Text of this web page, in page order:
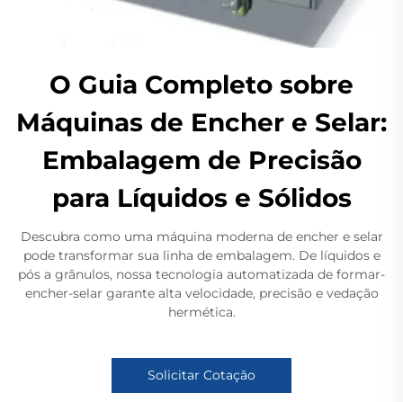
O Guia Completo sobre
Máquinas de Encher e Selar:
Embalagem de Precisão
para Líquidos e Sólidos
Descubra como uma máquina moderna de encher e selar
pode transformar sua linha de embalagem. De líquidos e
pós a grânulos, nossa tecnologia automatizada de formar-
encher-selar garante alta velocidade, precisão e vedação
hermética.
Solicitar Cotação